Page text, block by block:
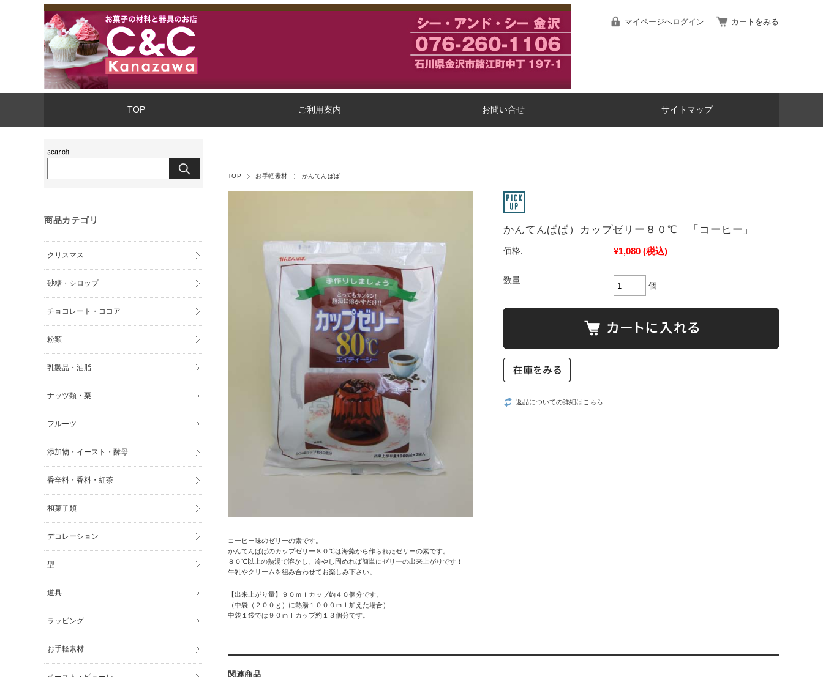
マイページへログイン カートをみる
TOP ご利用案内 お問い合せ サイトマップ
TOP お手軽素材 かんてんぱぱ
かんてんぱぱ）カップゼリー８０℃ 「コーヒー」
価格: ¥1,080 (税込)
数量:
個
返品についての詳細はこちら
コーヒー味のゼリーの素です。
かんてんぱぱのカップゼリー８０℃は海藻から作られたゼリーの素です。
８０℃以上の熱湯で溶かし、冷やし固めれば簡単にゼリーの出来上がりです！
牛乳やクリームを組み合わせてお楽しみ下さい。
【出来上がり量】９０ｍｌカップ約４０個分です。
（中袋（２００ｇ）に熱湯１０００ｍｌ加えた場合）
中袋１袋では９０ｍｌカップ約１３個分です。
関連商品
商品カテゴリ
クリスマス
砂糖・シロップ
チョコレート・ココア
粉類
乳製品・油脂
ナッツ類・栗
フルーツ
添加物・イースト・酵母
香辛料・香料・紅茶
和菓子類
デコレーション
型
道具
ラッピング
お手軽素材